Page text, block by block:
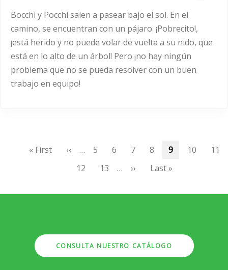
Bocchi y Pocchi salen a pasear bajo el sol. En el
camino, se encuentran con un pájaro. ¡Pobrecito!,
¡está herido y no puede volar de vuelta a su nido, que
está en lo alto de un árbol! Pero ¡no hay ningún
problema que no se pueda resolver con un buen
trabajo en equipo!
Primera
« First
Página
‹‹ … Page
5 Page
6 Page
7 Page
8
Página
9 Page
10
11
Page
12 Page
13 …
Siguiente
››
Última
Last »
CONSULTA NUESTRO CATÁLOGO